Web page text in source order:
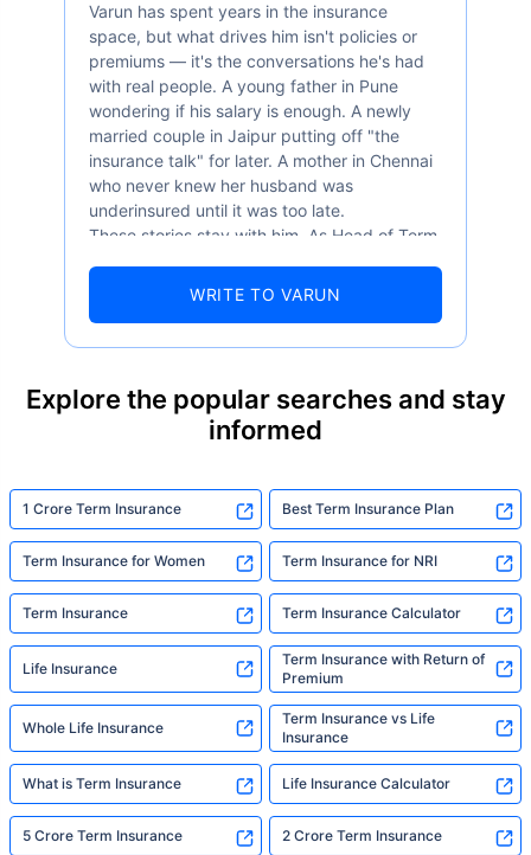
Varun has spent years in the insurance
space, but what drives him isn't policies or
premiums — it's the conversations he's had
with real people. A young father in Pune
wondering if his salary is enough. A newly
married couple in Jaipur putting off "the
insurance talk" for later. A mother in Chennai
who never knew her husband was
underinsured until it was too late.
These stories stay with him. As Head of Term
numbers well — 52.4% of Indians are aware
statistic, he sees a family that just needed
someone to sit with them, explain it simply,
built to do. In his words, "Most people aren't
avoiding protection — they're just waiting for
someone to make it easy. That's what we're
here for."
WRITE TO VARUN
Explore the popular searches and stay
informed
1 Crore Term Insurance Best Term Insurance Plan
Term Insurance for Women Term Insurance for NRI
Term Insurance Term Insurance Calculator
Life Insurance
Term Insurance with Return of
Premium
Whole Life Insurance
Term Insurance vs Life
Insurance
What is Term Insurance Life Insurance Calculator
5 Crore Term Insurance 2 Crore Term Insurance